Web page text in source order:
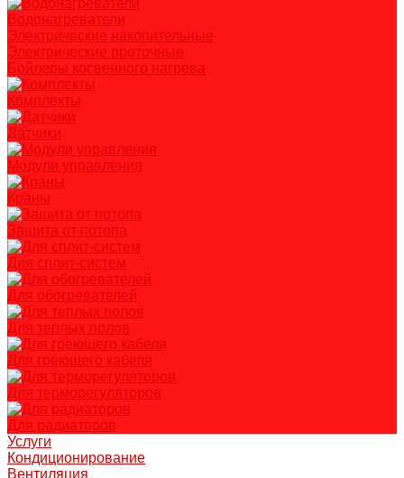
Водонагреватели
Электрические накопительные
Электрические проточные
Бойлеры косвенного нагрева
Комплекты
Датчики
Модули управления
Краны
Защита от потопа
Для сплит-систем
Для обогревателей
Для теплых полов
Для греющего кабеля
Для терморегуляторов
Для радиаторов
Услуги
Кондиционирование
Вентиляция